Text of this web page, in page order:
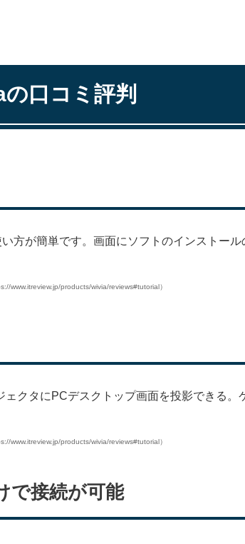
の口コミ評判
方が簡単です。画面にソフトのインストー
www.itreview.jp/products/wivia/reviews#tutorial）
クタにPCデスクトップ画面を投影できる。
www.itreview.jp/products/wivia/reviews#tutorial）
で接続が可能